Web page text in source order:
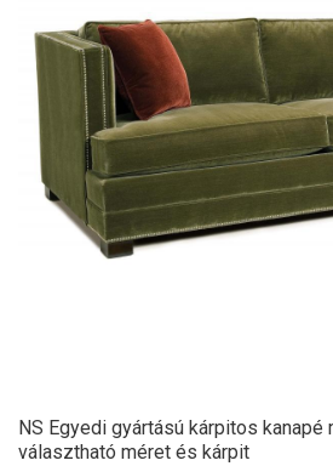
NS Egyedi gyártású kárpitos kanapé
választható méret és kárpit